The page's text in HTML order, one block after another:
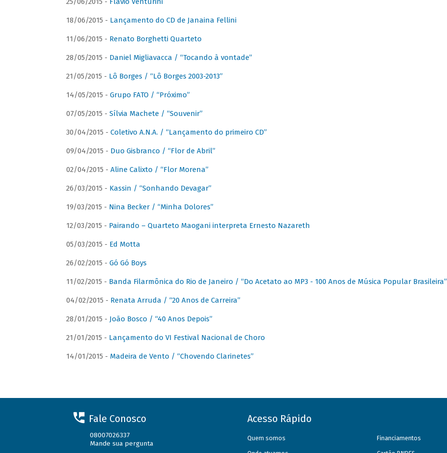
18/06/2015 - Lançamento do CD de Janaina Fellini
11/06/2015 - Renato Borghetti Quarteto
28/05/2015 - Daniel Migliavacca / “Tocando à vontade”
21/05/2015 - Lô Borges / “Lô Borges 2003-2013”
14/05/2015 - Grupo FATO / “Próximo”
07/05/2015 - Sílvia Machete / “Souvenir”
30/04/2015 - Coletivo A.N.A. / “Lançamento do primeiro CD”
09/04/2015 - Duo Gisbranco / “Flor de Abril”
02/04/2015 - Aline Calixto / “Flor Morena”
26/03/2015 - Kassin / “Sonhando Devagar”
19/03/2015 - Nina Becker / “Minha Dolores”
12/03/2015 - Pairando – Quarteto Maogani interpreta Ernesto Nazareth
05/03/2015 - Ed Motta
26/02/2015 - Gó Gó Boys
11/02/2015 - Banda Filarmônica do Rio de Janeiro / “Do Acetato ao MP3 - 100 Anos de Música Popular Brasileira”
04/02/2015 - Renata Arruda / “20 Anos de Carreira”
28/01/2015 - João Bosco / “40 Anos Depois”
21/01/2015 - Lançamento do VI Festival Nacional de Choro
14/01/2015 - Madeira de Vento / “Chovendo Clarinetes”
Fale Conosco
08007026337
Mande sua pergunta
Acesso Rápido
Quem somos Financiamentos